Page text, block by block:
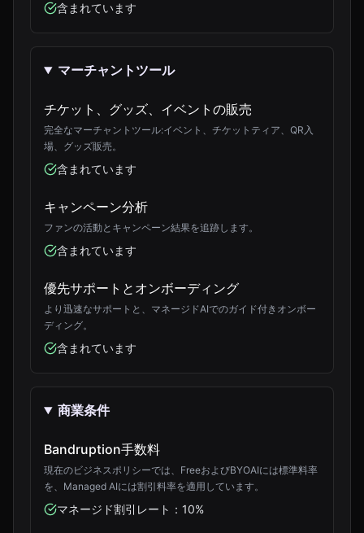
含まれています
マーチャントツール
チケット、グッズ、イベントの販売
完全なマーチャントツール:イベント、チケットティア、QR入
場、グッズ販売。
含まれています
キャンペーン分析
ファンの活動とキャンペーン結果を追跡します。
含まれています
優先サポートとオンボーディング
より迅速なサポートと、マネージドAIでのガイド付きオンボー
ディング。
含まれています
商業条件
Bandruption手数料
現在のビジネスポリシーでは、FreeおよびBYOAIには標準料率
を、Managed AIには割引料率を適用しています。
マネージド割引レート：10%